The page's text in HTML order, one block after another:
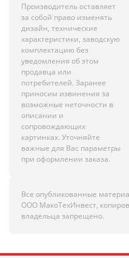
Производитель оставляет
за собой право изменять
дизайн, технические
характеристики, заводскую
комплектацию без
уведомления об этом
продавца или
потребителей. Заранее
приносим извинения за
возможные неточности в
описании и
сопровождающих
картинках. Уточняйте
важные для Вас параметры
при оформлении заказа.
Все опубликованные
ООО МакоТехИнвест,
владельца запрещено.